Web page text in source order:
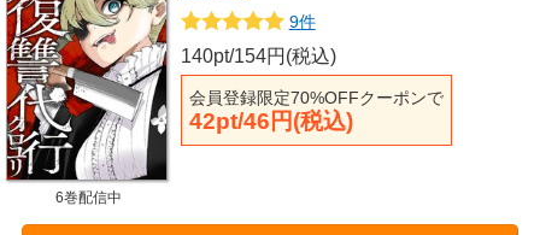
9件
140pt/154円(税込)
会員登録限定70%OFFクーポンで
42pt/46円(税込)
6巻配信中